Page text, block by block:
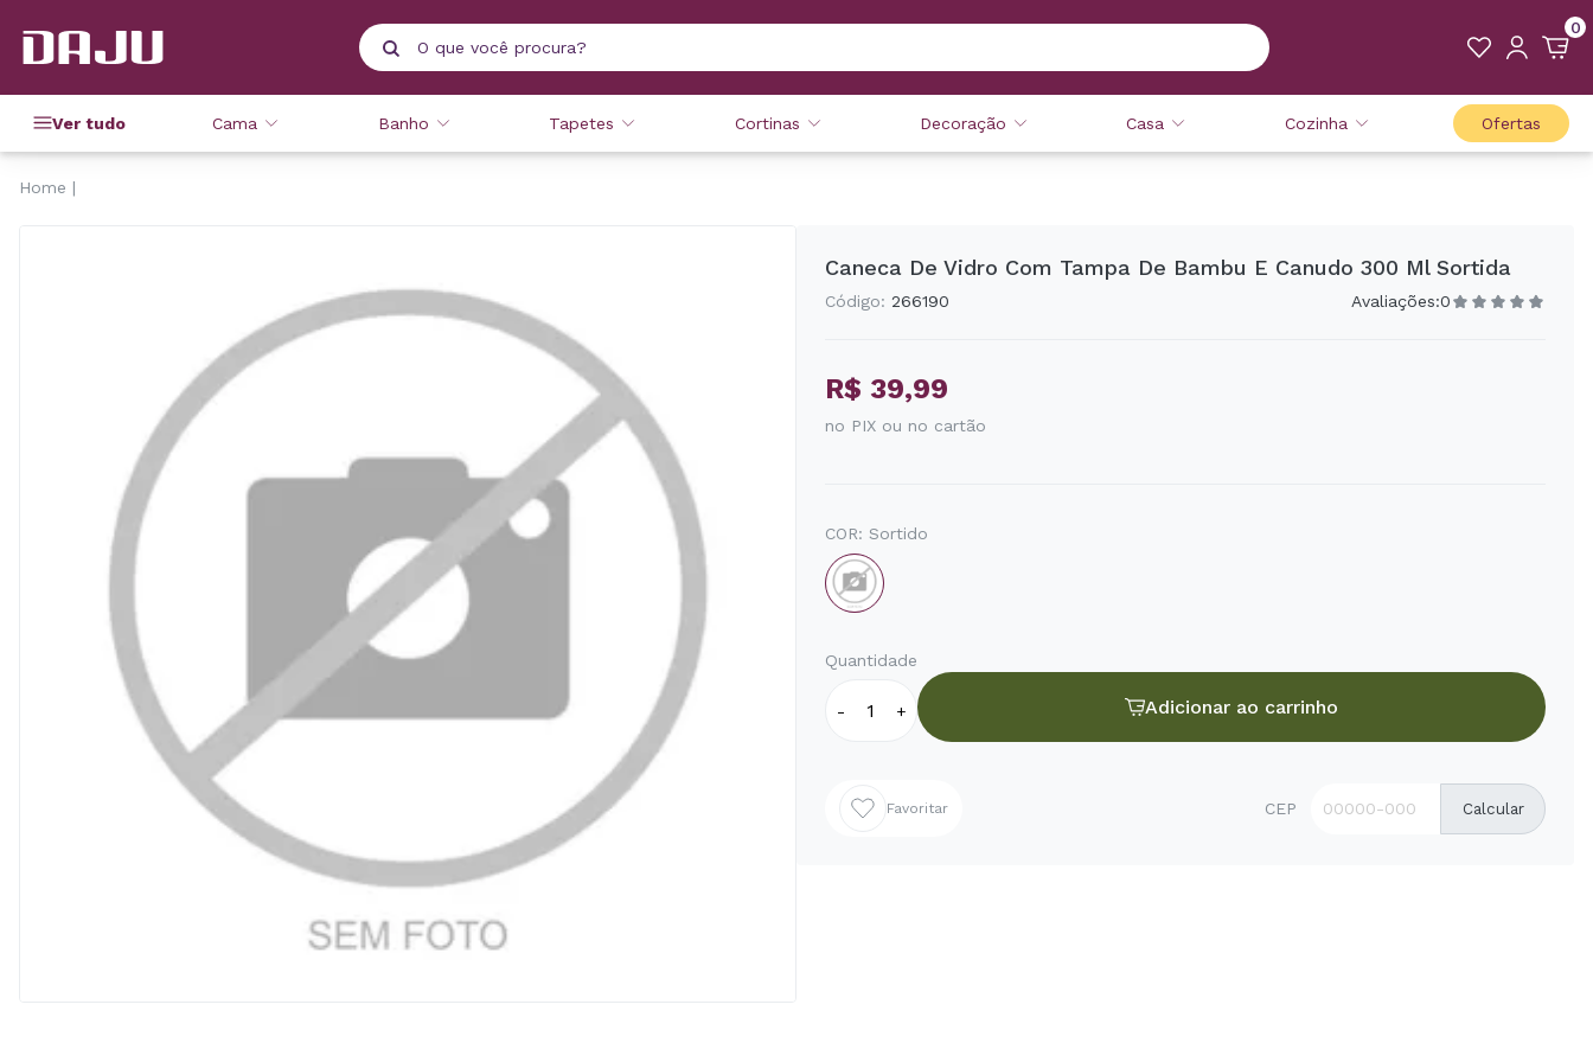
0
Ver tudo Cama Banho Tapetes Cortinas Decoração Casa Cozinha Ofertas
Home
Caneca De Vidro Com Tampa De Bambu E Canudo 300 Ml Sortida
Código: 266190 Avaliações:0
R$ 39,99
no PIX ou no cartão
COR: Sortido
Quantidade
- + Adicionar ao carrinho
Favoritar CEP Calcular